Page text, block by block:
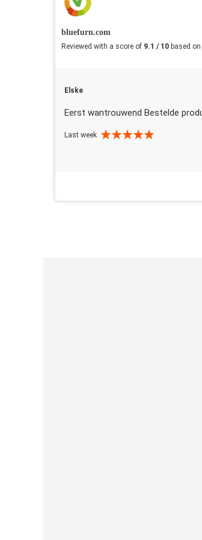
bluefurn.com
Reviewed with a score of 9.1 / 10 based on
Elske
Eerst wantrouwend Bestelde
Last week